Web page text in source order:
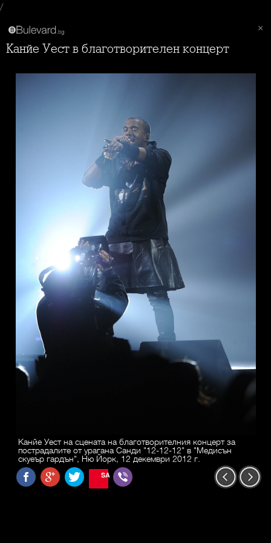
/
Канйе Уест в благотворителен концерт
Канйе Уест на сцената на благотворителния концерт за
пострадалите от урагана Санди "12-12-12" в "Медисън
скуеър гардън", Ню Йорк, 12 декември 2012 г.
SAVE